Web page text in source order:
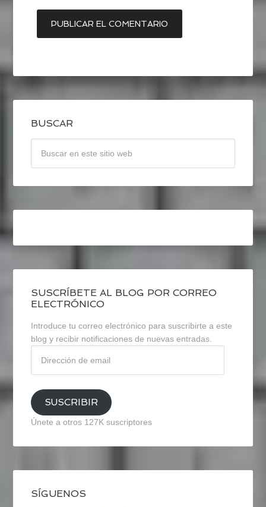
BUSCAR
SUSCRÍBETE AL BLOG POR CORREO
ELECTRÓNICO
Introduce tu correo electrónico para suscribirte a este
blog y recibir notificaciones de nuevas entradas.
email
SUSCRIBIR
Únete a otros 127K suscriptores
SÍGUENOS